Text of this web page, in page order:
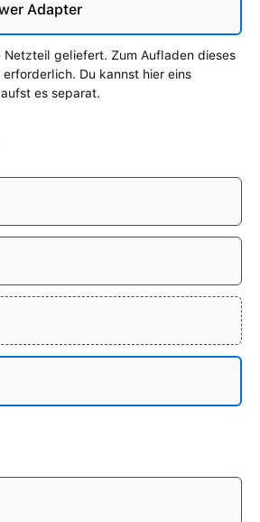
Adapter
Netzteil geliefert. Zum Aufladen dieses
Du kannst hier eins
es separat.